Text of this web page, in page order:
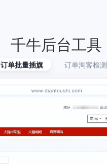
千牛后台工具
订单批量插旗 订单淘客检测